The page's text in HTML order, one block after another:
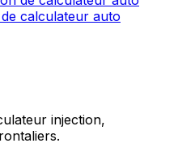
calculateur auto
injection,